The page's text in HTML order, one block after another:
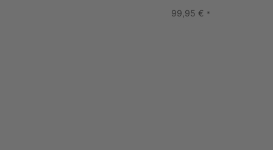
99,95 € *